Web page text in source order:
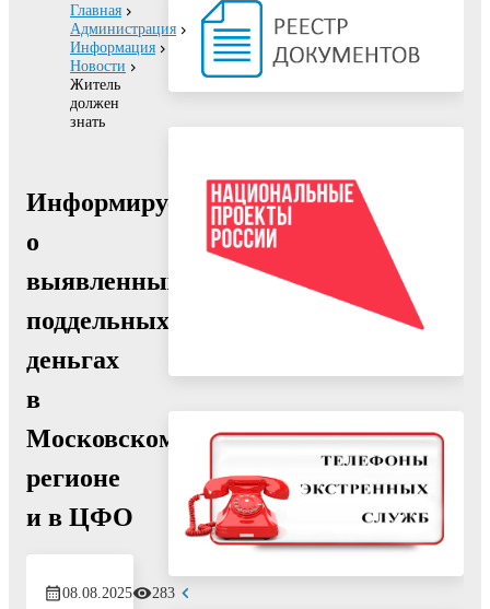
Главная
Администрация
Информация
Новости
Житель
должен
знать
Информируем
о
выявленных
поддельных
деньгах
в
Московском
регионе
и в ЦФО
08.08.2025 283